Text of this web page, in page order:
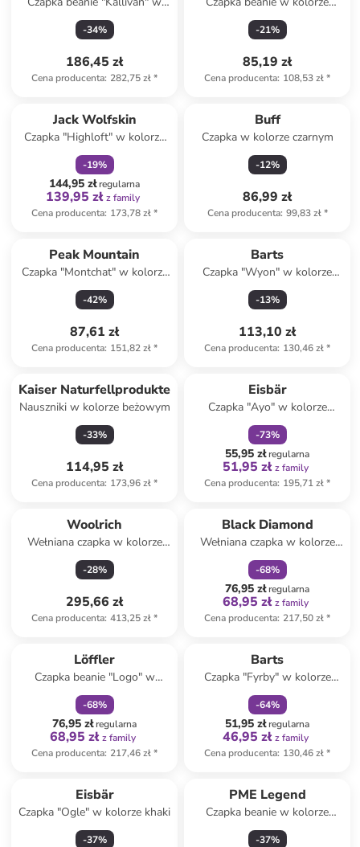
kolorze granatowym
-34%
186,45 zł
Cena producenta: 282,75 zł*
granatowym
-21%
85,19 zł
Cena producenta: 108,53 zł*
Jack Wolfskin
Czapka "Highloft" w kolorze
beżowym
-19%
144,95 złregularna
139,95 zł z family
Cena producenta: 173,78 zł*
Buff
Czapka w kolorze czarnym
-12%
86,99 zł
Cena producenta: 99,83 zł*
Peak Mountain
Czapka "Montchat" w kolorze
granatowym
-42%
87,61 zł
Cena producenta: 151,82 zł*
Barts
Czapka "Wyon" w kolorze
beżowym
-13%
113,10 zł
Cena producenta: 130,46 zł*
Kaiser Naturfellprodukte
Nauszniki w kolorze beżowym
-33%
114,95 zł
Cena producenta: 173,96 zł*
Eisbär
Czapka "Ayo" w kolorze
szarym
-73%
55,95 złregularna
51,95 zł z family
Cena producenta: 195,71 zł*
Woolrich
Wełniana czapka w kolorze
granatowym
-28%
295,66 zł
Cena producenta: 413,25 zł*
Black Diamond
Wełniana czapka w kolorze
khaki
-68%
76,95 złregularna
68,95 zł z family
Cena producenta: 217,50 zł*
Löffler
Czapka beanie "Logo" w
kolorze czerwonym
-68%
76,95 złregularna
68,95 zł z family
Cena producenta: 217,46 zł*
Barts
Czapka "Fyrby" w kolorze
beżowym
-64%
51,95 złregularna
46,95 zł z family
Cena producenta: 130,46 zł*
Eisbär
Czapka "Ogle" w kolorze khaki
-37%
PME Legend
Czapka beanie w kolorze
morskim
-37%